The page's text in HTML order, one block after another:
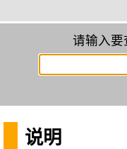
请输入要
说明